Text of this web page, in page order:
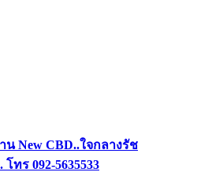
New CBD..ใจกลางรัช
ทร 092-5635533